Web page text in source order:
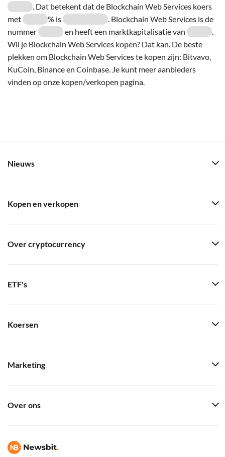
. Dat betekent dat de Blockchain Web Services koers
met
% is
. Blockchain Web Services is de
nummer
en heeft een marktkapitalisatie van
.
Wil je Blockchain Web Services kopen? Dat kan. De beste
plekken om Blockchain Web Services te kopen zijn: Bitvavo,
KuCoin, Binance en Coinbase. Je kunt meer aanbieders
vinden op onze kopen/verkopen pagina.
Nieuws
Kopen en verkopen
Over cryptocurrency
ETF's
Koersen
Marketing
Over ons